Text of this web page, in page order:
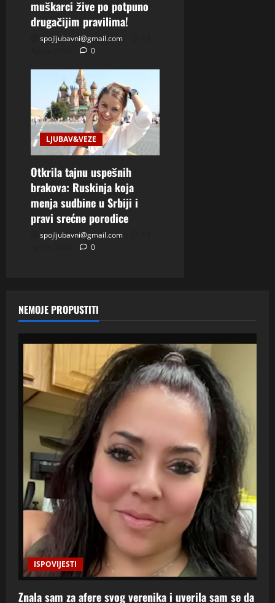
muškarci žive po potpuno
drugačijim pravilima!
spojljubavni@gmail.com
0
LJUBAV&VEZE
Otkrila tajnu uspešnih
brakova: Ruskinja koja
menja sudbine u Srbiji i
pravi srećne porodice
spojljubavni@gmail.com
0
NEMOJE PROPUSTITI
ISPOVIJESTI
Znala sam za afere svog verenika i uverila sam se da